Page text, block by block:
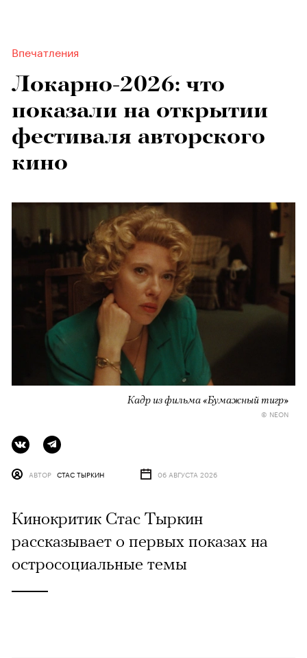
Впечатления
Локарно-2026: что
показали на открытии
фестиваля авторского
кино
Кадр из фильма «Бумажный тигр»
© NEON
АВТОР СТАС ТЫРКИН 06 АВГУСТА 2026
Кинокритик Стас Тыркин
рассказывает о первых показах на
остросоциальные темы